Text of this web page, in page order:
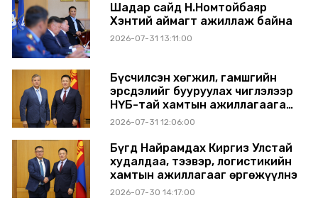
Шадар сайд Н.Номтойбаяр
Хэнтий аймагт ажиллаж байна
2026-07-31 13:11:00
Бүсчилсэн хөгжил, гамшгийн
эрсдэлийг бууруулах чиглэлээр
НҮБ-тай хамтын ажиллагаагаа
өргөжүүлэхээр санал солилцлоо
2026-07-31 12:06:00
Бүгд Найрамдах Киргиз Улстай
худалдаа, тээвэр, логистикийн
хамтын ажиллагааг өргөжүүлнэ
2026-07-30 14:17:00